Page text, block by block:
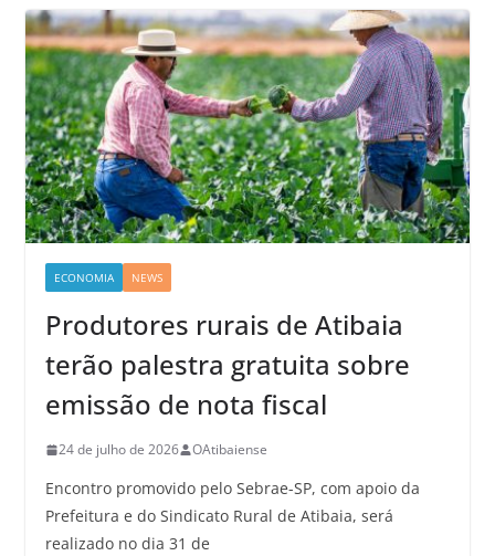
ECONOMIA NEWS
Produtores rurais de Atibaia
terão palestra gratuita sobre
emissão de nota fiscal
24 de julho de 2026 OAtibaiense
Encontro promovido pelo Sebrae-SP, com apoio da
Prefeitura e do Sindicato Rural de Atibaia, será
realizado no dia 31 de